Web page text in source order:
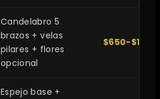
Candelabro 5
brazos + velas
pilares + flores
opcional
$650-
Espejo base +